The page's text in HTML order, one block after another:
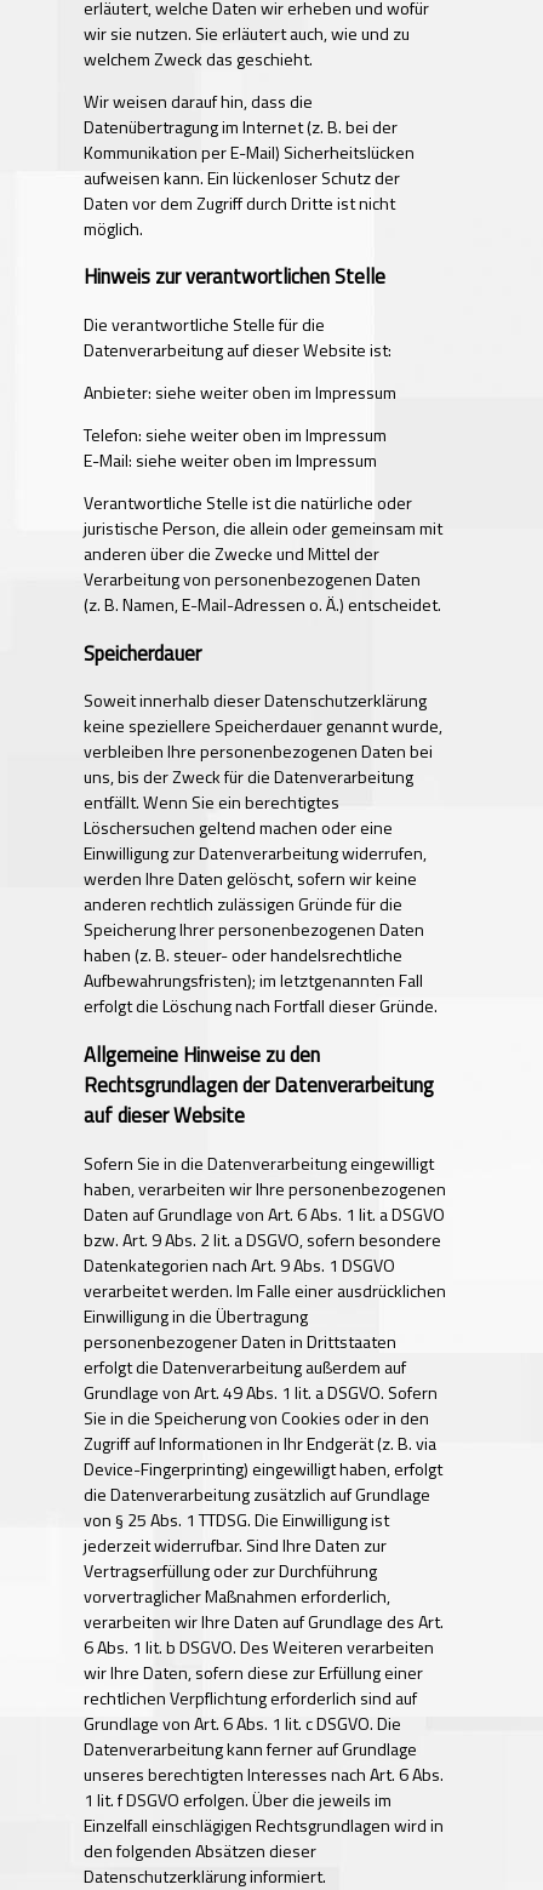
erläutert, welche Daten wir erheben und wofür
wir sie nutzen. Sie erläutert auch, wie und zu
welchem Zweck das geschieht.
Wir weisen darauf hin, dass die
Datenübertragung im Internet (z. B. bei der
Kommunikation per E-Mail) Sicherheitslücken
aufweisen kann. Ein lückenloser Schutz der
Daten vor dem Zugriff durch Dritte ist nicht
möglich.
Hinweis zur verantwortlichen Stelle
Die verantwortliche Stelle für die
Datenverarbeitung auf dieser Website ist:
Anbieter: siehe weiter oben im Impressum
Telefon: siehe weiter oben im Impressum
E-Mail: siehe weiter oben im Impressum
Verantwortliche Stelle ist die natürliche oder
juristische Person, die allein oder gemeinsam mit
anderen über die Zwecke und Mittel der
Verarbeitung von personenbezogenen Daten
(z. B. Namen, E-Mail-Adressen o. Ä.) entscheidet.
Speicherdauer
Soweit innerhalb dieser Datenschutzerklärung
keine speziellere Speicherdauer genannt wurde,
verbleiben Ihre personenbezogenen Daten bei
uns, bis der Zweck für die Datenverarbeitung
entfällt. Wenn Sie ein berechtigtes
Löschersuchen geltend machen oder eine
Einwilligung zur Datenverarbeitung widerrufen,
werden Ihre Daten gelöscht, sofern wir keine
anderen rechtlich zulässigen Gründe für die
Speicherung Ihrer personenbezogenen Daten
haben (z. B. steuer- oder handelsrechtliche
Aufbewahrungsfristen); im letztgenannten Fall
erfolgt die Löschung nach Fortfall dieser Gründe.
Allgemeine Hinweise zu den
Rechtsgrundlagen der Datenverarbeitung
auf dieser Website
Sofern Sie in die Datenverarbeitung eingewilligt
haben, verarbeiten wir Ihre personenbezogenen
Daten auf Grundlage von Art. 6 Abs. 1 lit. a DSGVO
bzw. Art. 9 Abs. 2 lit. a DSGVO, sofern besondere
Datenkategorien nach Art. 9 Abs. 1 DSGVO
verarbeitet werden. Im Falle einer ausdrücklichen
Einwilligung in die Übertragung
personenbezogener Daten in Drittstaaten
erfolgt die Datenverarbeitung außerdem auf
Grundlage von Art. 49 Abs. 1 lit. a DSGVO. Sofern
Sie in die Speicherung von Cookies oder in den
Zugriff auf Informationen in Ihr Endgerät (z. B. via
Device-Fingerprinting) eingewilligt haben, erfolgt
die Datenverarbeitung zusätzlich auf Grundlage
von § 25 Abs. 1 TTDSG. Die Einwilligung ist
jederzeit widerrufbar. Sind Ihre Daten zur
Vertragserfüllung oder zur Durchführung
vorvertraglicher Maßnahmen erforderlich,
verarbeiten wir Ihre Daten auf Grundlage des Art.
6 Abs. 1 lit. b DSGVO. Des Weiteren verarbeiten
wir Ihre Daten, sofern diese zur Erfüllung einer
rechtlichen Verpflichtung erforderlich sind auf
Grundlage von Art. 6 Abs. 1 lit. c DSGVO. Die
Datenverarbeitung kann ferner auf Grundlage
unseres berechtigten Interesses nach Art. 6 Abs.
1 lit. f DSGVO erfolgen. Über die jeweils im
Einzelfall einschlägigen Rechtsgrundlagen wird in
den folgenden Absätzen dieser
Datenschutzerklärung informiert.